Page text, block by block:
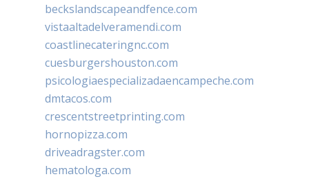
beckslandscapeandfence.com
vistaaltadelveramendi.com
coastlinecateringnc.com
cuesburgershouston.com
psicologiaespecializadaencampeche.com
dmtacos.com
crescentstreetprinting.com
hornopizza.com
driveadragster.com
hematologa.com